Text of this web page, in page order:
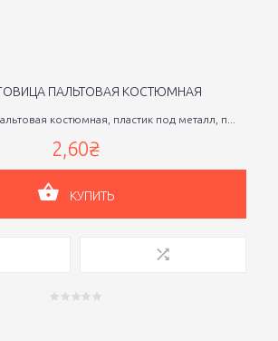
ПАЛЬТОВАЯ КОСТЮМНАЯ
костюмная, пластик под металл, п...
2,60₴
КУПИТЬ